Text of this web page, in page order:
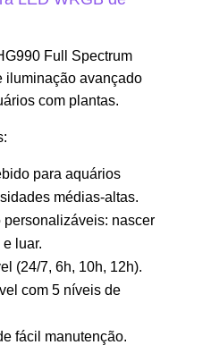
Full Spectrum
iluminação avançado
com plantas.
para aquários
médias-altas.
nascer
luar.
(24/7, 6h, 10h, 12h).
com 5 níveis de
fácil manutenção.